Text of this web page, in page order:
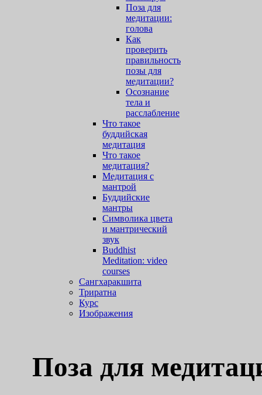
Поза для
медитации:
голова
Как
проверить
правильность
позы для
медитации?
Осознание
тела и
расслабление
Что такое
буддийская
медитация
Что такое
медитация?
Медитация с
мантрой
Буддийские
мантры
Символика цвета
и мантрический
звук
Buddhist
Meditation: video
courses
Сангхаракшита
Триратна
Курс
Изображения
Поза для